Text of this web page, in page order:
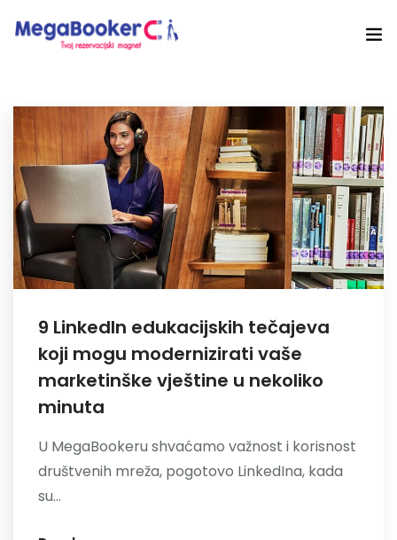
Rješenja
Tehnologija Za
Cijene
Akademija
Započni Danas
9 LinkedIn edukacijskih tečajeva
koji mogu modernizirati vaše
marketinške vještine u nekoliko
minuta
U MegaBookeru shvaćamo važnost i korisnost
društvenih mreža, pogotovo LinkedIna, kada
su...